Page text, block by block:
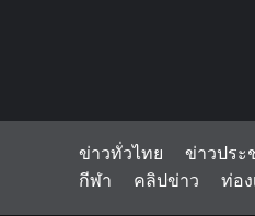
ข่าวทั่วไทย ข่าวประ
กีฬา
คลิปข่าว ท่อง